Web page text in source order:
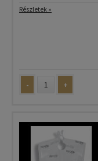
Részletek »
- +